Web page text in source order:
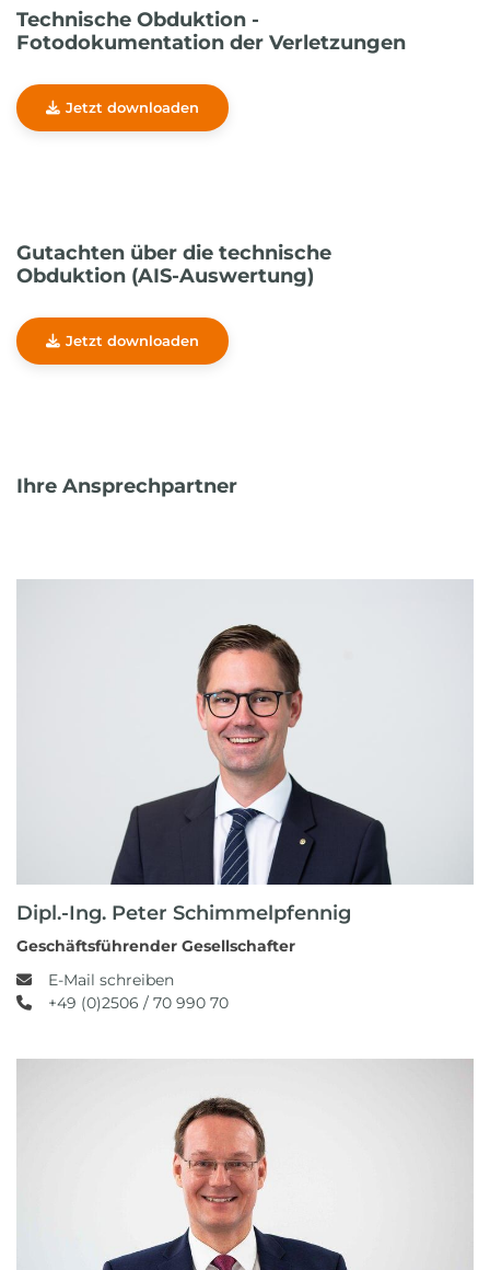
Technische Obduktion -
Fotodokumentation der Verletzungen
Jetzt downloaden
Gutachten über die technische
Obduktion (AIS-Auswertung)
Jetzt downloaden
Ihre Ansprechpartner
Dipl.-Ing. Peter Schimmelpfennig
Geschäftsführender Gesellschafter
E-Mail schreiben
+49 (0)2506 / 70 990 70